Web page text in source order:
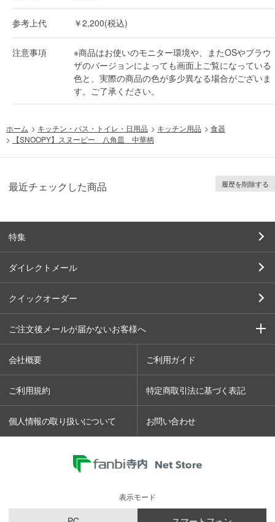
参考上代 ￥2,200(税込)
注意事項
※商品はお使いのモニター環境や、またOSやブラウ
ザのバージョンによっても画面上ご覧になっている
色と、実際の商品の色が多少異なる場合がございま
す。ご了承ください。
ホーム > キッチン・バス・トイレ・日用品 > キッチン用品 > 食器
>
【SNOOPY】スヌーピー 八角皿 中華柄
最近チェックした商品 履歴を削除する
特集
ダイレクトメール
クイックオーダー
ご注文後メールが届かないお客様へ
会社概要 ご利用ガイド
ご利用規約 特定商取引法に基づく表記
個人情報の取り扱いについて お問い合わせ
表示モード